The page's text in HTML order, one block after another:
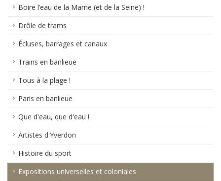
Boire l’eau de la Marne (et de la Seine) !
Drôle de trams
Écluses, barrages et canaux
Trains en banlieue
Tous à la plage !
Paris en banlieue
Que d'eau, que d'eau !
Artistes d'Yverdon
Histoire du sport
Expositions universelles et coloniales